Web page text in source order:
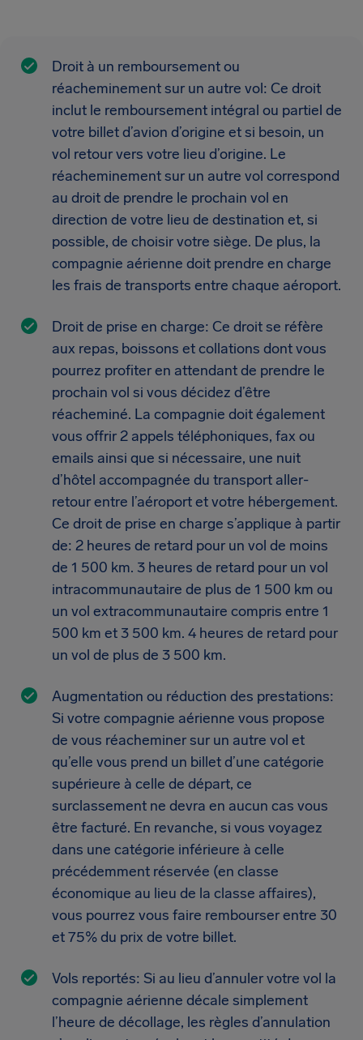
Droit à un remboursement ou
réacheminement sur un autre vol: Ce droit
inclut le remboursement intégral ou partiel de
votre billet d’avion d’origine et si besoin, un
vol retour vers votre lieu d’origine. Le
réacheminement sur un autre vol correspond
au droit de prendre le prochain vol en
direction de votre lieu de destination et, si
possible, de choisir votre siège. De plus, la
compagnie aérienne doit prendre en charge
les frais de transports entre chaque aéroport.
Droit de prise en charge: Ce droit se réfère
aux repas, boissons et collations dont vous
pourrez profiter en attendant de prendre le
prochain vol si vous décidez d’être
réacheminé. La compagnie doit également
vous offrir 2 appels téléphoniques, fax ou
emails ainsi que si nécessaire, une nuit
d’hôtel accompagnée du transport aller-
retour entre l’aéroport et votre hébergement.
Ce droit de prise en charge s’applique à partir
de: 2 heures de retard pour un vol de moins
de 1 500 km. 3 heures de retard pour un vol
intracommunautaire de plus de 1 500 km ou
un vol extracommunautaire compris entre 1
500 km et 3 500 km. 4 heures de retard pour
un vol de plus de 3 500 km.
Augmentation ou réduction des prestations:
Si votre compagnie aérienne vous propose
de vous réacheminer sur un autre vol et
qu’elle vous prend un billet d’une catégorie
supérieure à celle de départ, ce
surclassement ne devra en aucun cas vous
être facturé. En revanche, si vous voyagez
dans une catégorie inférieure à celle
précédemment réservée (en classe
économique au lieu de la classe affaires),
vous pourrez vous faire rembourser entre 30
et 75% du prix de votre billet.
Vols reportés: Si au lieu d’annuler votre vol la
compagnie aérienne décale simplement
l’heure de décollage, les règles d’annulation